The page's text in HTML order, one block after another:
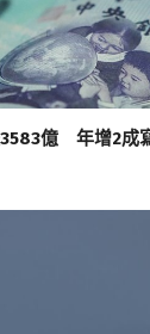
億 年增2成